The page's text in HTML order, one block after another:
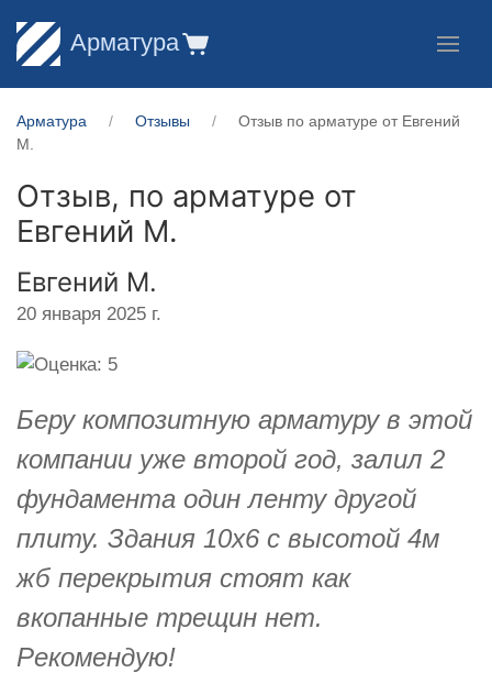
Арматура
Арматура Отзывы
Отзыв по арматуре от ​Евгений
М.
Отзыв, по арматуре от
Евгений М.
​Евгений М.
20 января 2025 г.
Беру композитную арматуру в этой
компании уже второй год, залил 2
фундамента один ленту другой
плиту. Здания 10х6 с высотой 4м
жб перекрытия стоят как
вкопанные трещин нет.
Рекомендую!